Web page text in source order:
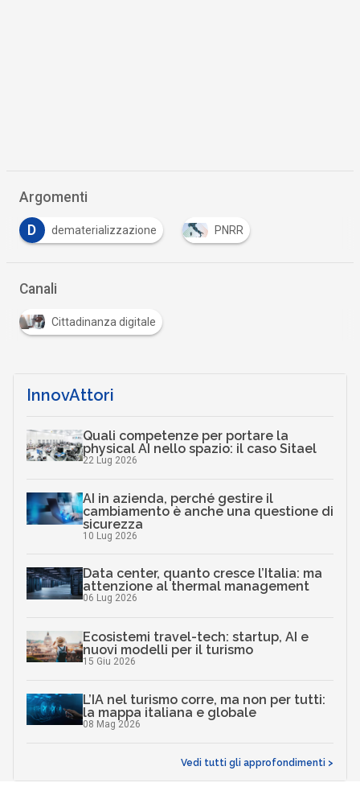
Argomenti
D dematerializzazione PNRR
Canali
Cittadinanza digitale
InnovAttori
Quali competenze per portare la
physical AI nello spazio: il caso Sitael
22 Lug 2026
AI in azienda, perché gestire il
cambiamento è anche una questione di
sicurezza
10 Lug 2026
Data center, quanto cresce l’Italia: ma
attenzione al thermal management
06 Lug 2026
Ecosistemi travel-tech: startup, AI e
nuovi modelli per il turismo
15 Giu 2026
L’IA nel turismo corre, ma non per tutti:
la mappa italiana e globale
08 Mag 2026
Vedi tutti gli approfondimenti >